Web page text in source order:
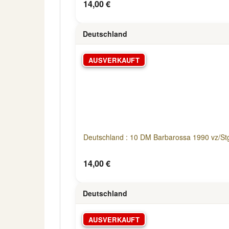
14,00 €
Deutschland
AUSVERKAUFT
Deutschland : 10 DM Barbarossa 1990 vz/
14,00 €
Deutschland
AUSVERKAUFT